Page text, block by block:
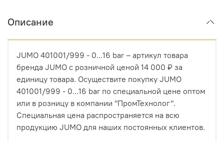
Описание
JUMO 401001/999 - 0...16 bar – артикул товара
бренда JUMO с розничной ценой 14 000 ₽ за
единицу товара. Осуществите покупку JUMO
401001/999 - 0...16 bar по специальной цене оптом
или в розницу в компании "ПромТехнолог".
Специальная цена распространяется на всю
продукцию JUMO для наших постоянных клиентов.